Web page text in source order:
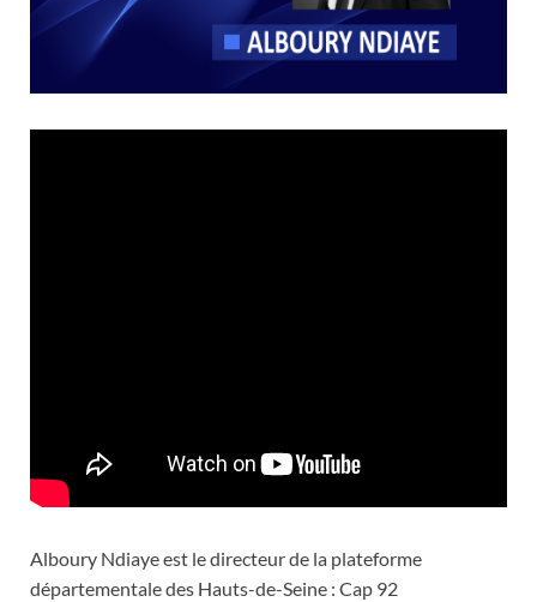
Alboury Ndiaye est le directeur de la plateforme
départementale des Hauts-de-Seine : Cap 92